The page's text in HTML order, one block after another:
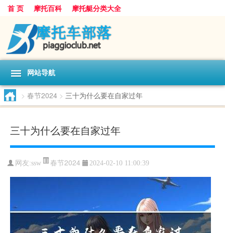
首 页 摩托百科 摩托艇分类大全
网站导航
> 春节2024 > 三十为什么要在自家过年
三十为什么要在自家过年
网友:ssw 春节2024 2024-02-10 11:00:39